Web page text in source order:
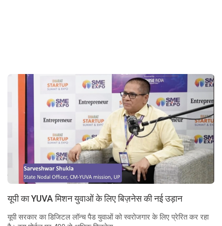
यूपी का YUVA मिशन युवाओं के लिए बिज़नेस की नई उड़ान
यूपी सरकार का डिजिटल लॉन्च पैड युवाओं को स्वरोजगार के लिए प्रेरित कर रहा